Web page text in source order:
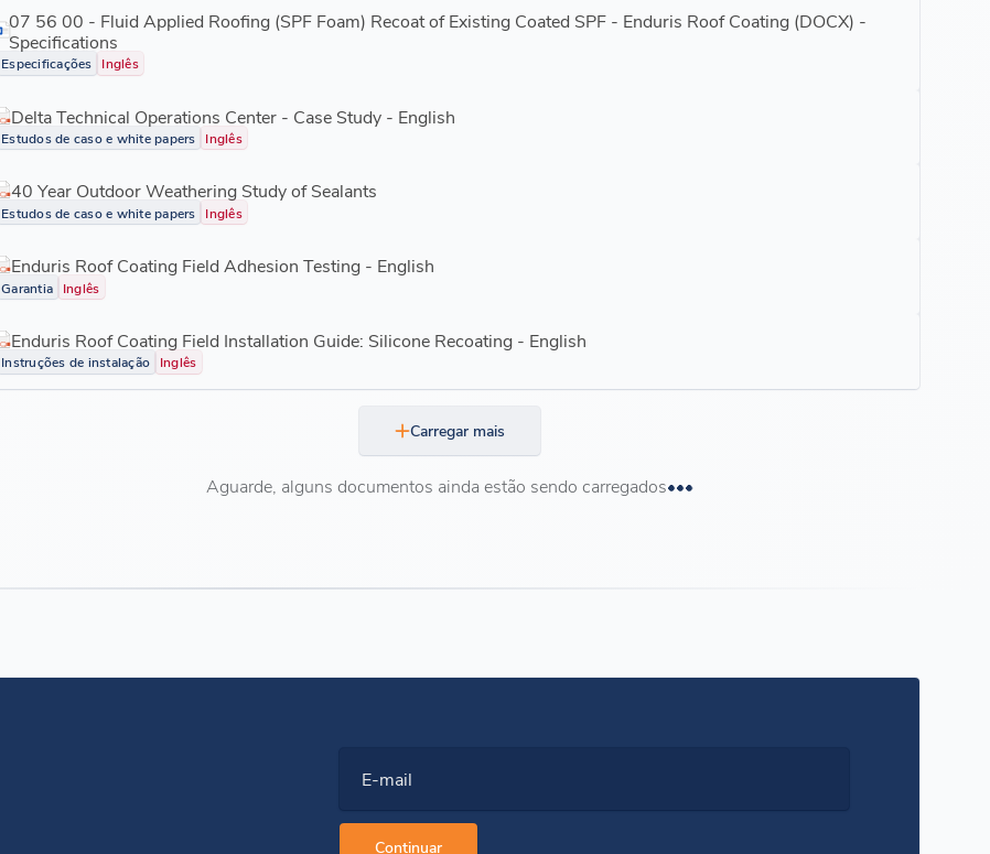
07 56 00 - Fluid Applied Roofing (SPF Foam) Recoat of Existing Coated SPF - Enduris Roof Coating (DOCX) -
Specifications
Especificações Inglês
Delta Technical Operations Center - Case Study - English
Estudos de caso e white papers Inglês
40 Year Outdoor Weathering Study of Sealants
Estudos de caso e white papers Inglês
Enduris Roof Coating Field Adhesion Testing - English
Garantia Inglês
Enduris Roof Coating Field Installation Guide: Silicone Recoating - English
Instruções de instalação Inglês
Carregar mais
Aguarde, alguns documentos ainda estão sendo carregados
E-mail
Continuar